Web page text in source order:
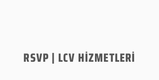
RSVP | LCV HİZMETLERİ